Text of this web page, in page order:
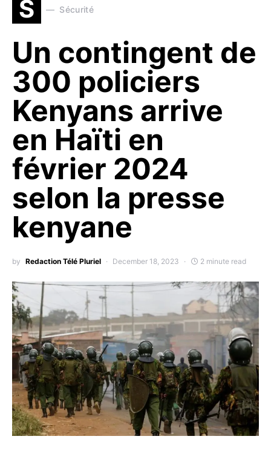
S Sécurité
Un contingent de
300 policiers
Kenyans arrive
en Haïti en
février 2024
selon la presse
kenyane
by Redaction Télé Pluriel December 18, 2023 2 minute read